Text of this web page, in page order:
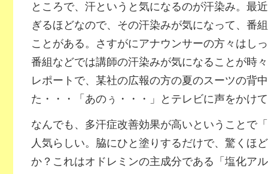
ところで、汗というと気になるのが汗染み。最
ぎるほどなので、その汗染みが気になって、番
ことがある。さすがにアナウンサーの方々はし
番組などでは講師の汗染みが気になることが時
レポートで、某社の広報の方の夏のスーツの背
た・・・「あのぅ・・・」とテレビに声をかけ
なんでも、多汗症改善効果が高いということで
人気らしい。脇にひと塗りするだけで、驚くほ
か？これはオドレミンの主成分である「塩化ア